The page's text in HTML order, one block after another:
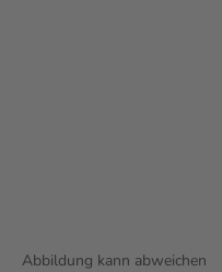
Abbildung kann abweichen